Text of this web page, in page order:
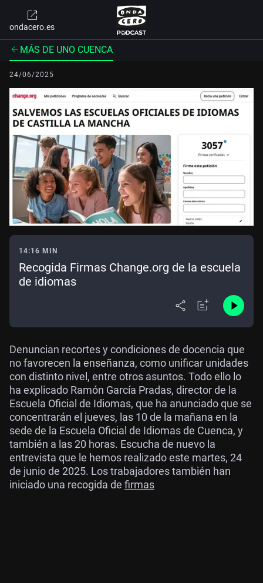
ondacero.es
MÁS DE UNO CUENCA
24/06/2025
14:16 MIN
Recogida Firmas Change.org de la escuela
de idiomas
Denuncian recortes y condiciones de docencia que
no favorecen la enseñanza, como unificar unidades
con distinto nivel, entre otros asuntos. Todo ello lo
ha explicado Ramón García Pradas, director de la
Escuela Oficial de Idiomas, que ha anunciado que se
concentrarán el jueves, las 10 de la mañana en la
sede de la Escuela Oficial de Idiomas de Cuenca, y
también a las 20 horas. Escucha de nuevo la
entrevista que le hemos realizado este martes, 24
de junio de 2025. Los trabajadores también han
iniciado una recogida de firmas